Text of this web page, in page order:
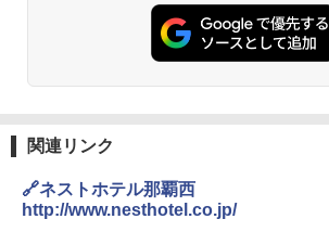
関連リンク
🔗ネストホテル那覇西
http://www.nesthotel.co.jp/